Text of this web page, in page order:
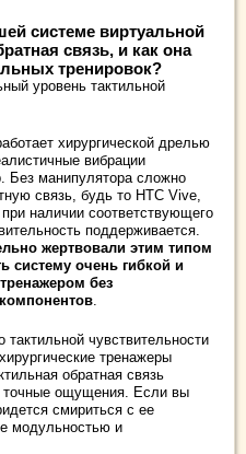
системе виртуальной
связь, и как она
тренировок?
уровень тактильной
хирургической дрелью
вибрации
Без манипулятора сложно
связь, будь то HTC Vive,
наличии соответствующего
поддерживается.
жертвовали этим типом
систему очень гибкой и
без
.
чувствительности
тренажеры
обратная связь
точные ощущения. Если вы
смириться с ее
модульностью и